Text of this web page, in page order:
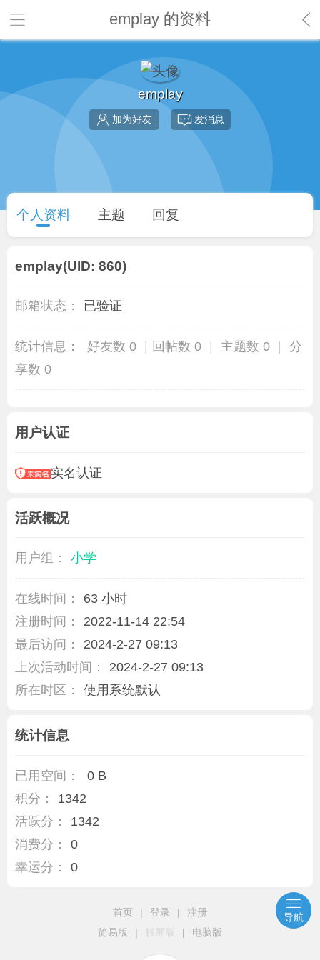
emplay 的资料
emplay
加为好友 发消息
个人资料 主题 回复
emplay(UID: 860)
邮箱状态： 已验证
统计信息： 好友数 0 回帖数 0 主题数 0
分
享数 0
用户认证
实名认证
活跃概况
用户组： 小学
在线时间：
63 小时
注册时间：
2022-11-14 22:54
最后访问：
2024-2-27 09:13
上次活动时间：
2024-2-27 09:13
所在时区：
使用系统默认
统计信息
已用空间：
0 B
积分：
1342
活跃分：
1342
消费分：
0
幸运分：
0
首页 | 登录 |
注册
简易版
| 触屏版 | 电脑版
导航